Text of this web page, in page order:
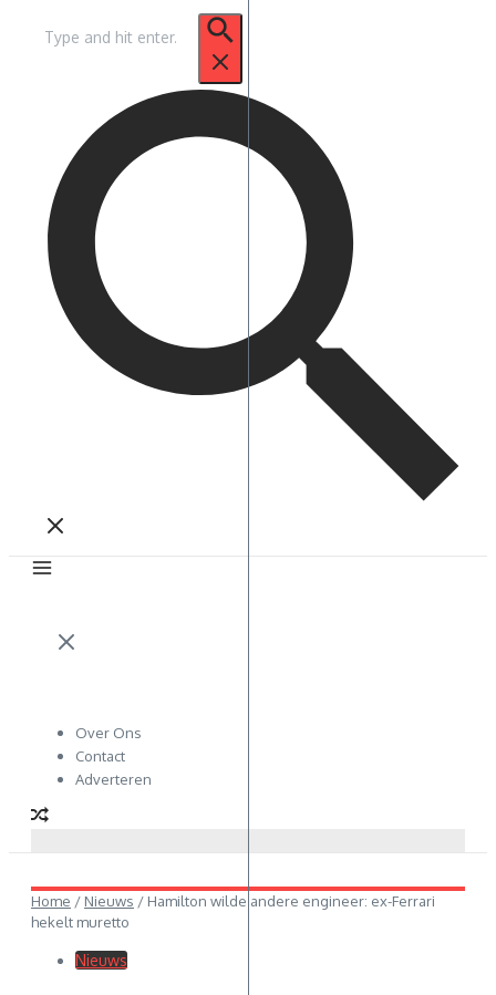
naar:
Over Ons
Contact
Adverteren
Home / Nieuws / Hamilton wilde andere engineer: ex-Ferrari
hekelt muretto
Nieuws